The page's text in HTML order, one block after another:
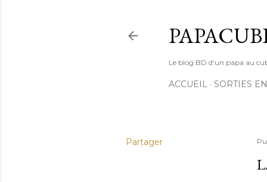
Le blog BD d'un papa au
ACCUEIL SORTIES
Partager